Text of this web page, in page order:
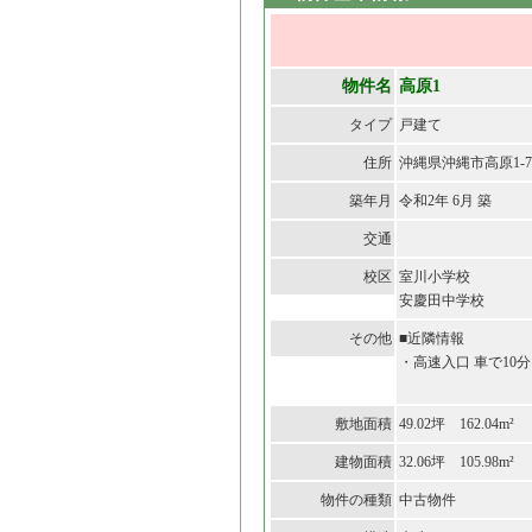
物件名 高原1
タイプ 戸建て
住所 沖縄県沖縄市高原
築年月 令和2年 6月 築
交通
校区 室川小学校
安慶田中学校
その他 ■近隣情報
・高速入口 車で10分
敷地面積 49.02坪 162.04m²
建物面積 32.06坪 105.98m²
物件の種類 中古物件